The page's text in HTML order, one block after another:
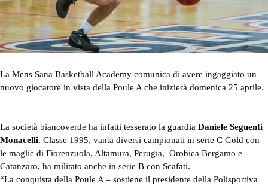
La Mens Sana Basketball Academy comunica di avere ingaggiato un
nuovo giocatore in vista della Poule A che inizierà domenica 25 aprile.
La società biancoverde ha infatti tesserato la guardia Daniele Seguenti
Monacelli. Classe 1995, vanta diversi campionati in serie C Gold con
le maglie di Fiorenzuola, Altamura, Perugia, Orobica Bergamo e
Catanzaro, ha militato anche in serie B con Scafati.
“La conquista della Poule A – sostiene il presidente della Polisportiva